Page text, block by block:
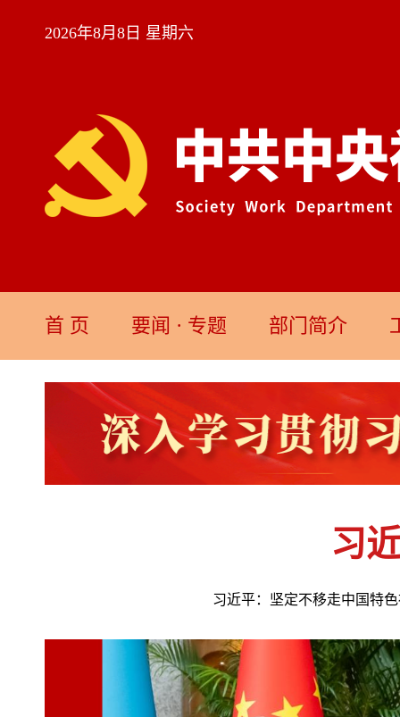
2026年8月8日 星期六
首 页 要闻 · 专题 部门简介
习
习近平：坚定不移走中国特